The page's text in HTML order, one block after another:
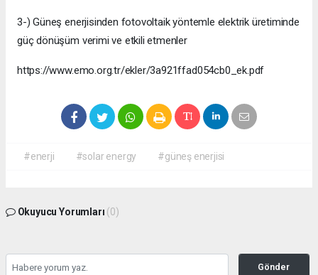
3-) Güneş enerjisinden fotovoltaik yöntemle elektrik üretiminde
güç dönüşüm verimi ve etkili etmenler
https://www.emo.org.tr/ekler/3a921ffad054cb0_ek.pdf
#enerji #solar energy #güneş enerjisi
Okuyucu Yorumları (0)
Gönder